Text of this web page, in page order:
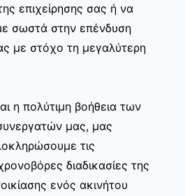
επιχείρησης σας ή να
σωστά στην επένδυση
με στόχο τη μεγαλύτερη
η πολύτιμη βοήθεια των
μας, μας
τις
διαδικασίες της
ενός ακινήτου